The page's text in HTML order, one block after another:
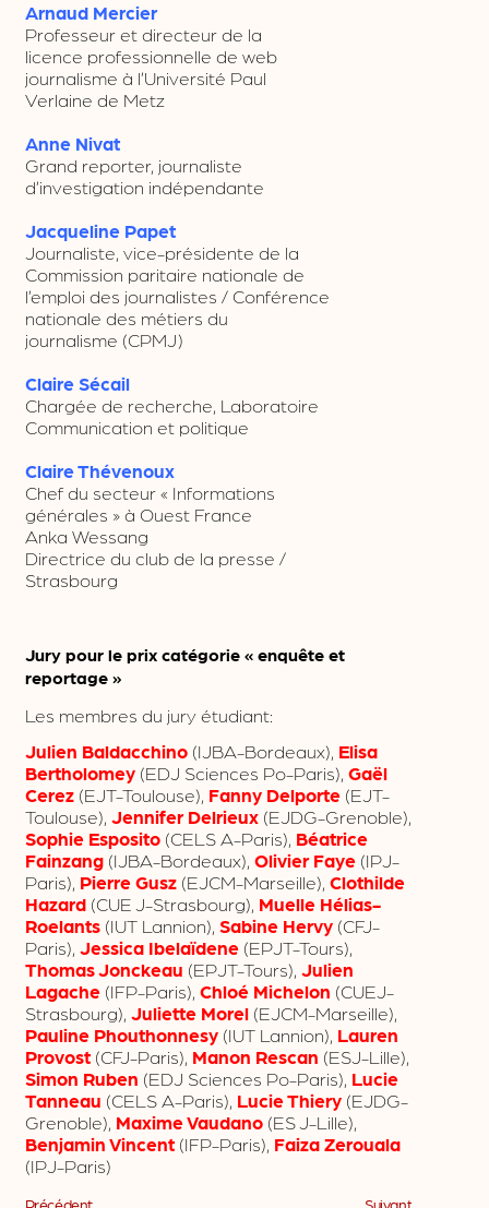
Arnaud Mercier
Professeur et directeur de la
licence professionnelle de web
journalisme à l’Université Paul
Verlaine de Metz
Anne Nivat
Grand reporter, journaliste
d’investigation indépendante
Jacqueline Papet
Journaliste, vice-présidente de la
Commission paritaire nationale de
l’emploi des journalistes / Conférence
nationale des métiers du
journalisme (CPMJ)
Claire Sécail
Chargée de recherche, Laboratoire
Communication et politique
Claire Thévenoux
Chef du secteur « Informations
générales » à Ouest France
Anka Wessang
Directrice du club de la presse /
Strasbourg
Jury pour le prix catégorie « enquête et
reportage »
Les membres du jury étudiant:
Julien Baldacchino (IJBA-Bordeaux), Elisa
Bertholomey (EDJ Sciences Po-Paris), Gaël
Cerez (EJT-Toulouse), Fanny Delporte(EJT-
Toulouse), Jennifer Delrieux(EJDG-Grenoble),
Sophie Esposito(CELS A-Paris), Béatrice
Fainzang(IJBA-Bordeaux), Olivier Faye(IPJ-
Paris), Pierre Gusz(EJCM-Marseille), Clothilde
Hazard(CUE J-Strasbourg), Muelle Hélias-
Roelants(IUT Lannion), Sabine Hervy(CFJ-
Paris), Jessica Ibelaïdene(EPJT-Tours),
Thomas Jonckeau (EPJT-Tours), Julien
Lagache(IFP-Paris), Chloé Michelon (CUEJ-
Strasbourg), Juliette Morel(EJCM-Marseille),
Pauline Phouthonnesy(IUT Lannion), Lauren
Provost(CFJ-Paris), Manon Rescan (ESJ-Lille),
Simon Ruben (EDJ Sciences Po-Paris), Lucie
Tanneau (CELS A-Paris), Lucie Thiery(EJDG-
Grenoble), Maxime Vaudano(ES J-Lille),
Benjamin Vincent(IFP-Paris), Faiza Zerouala
(IPJ-Paris)
Précédent Suivant